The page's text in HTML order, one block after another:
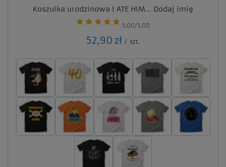
Koszulka urodzinowa I ATE HIM... Dodaj imię
5.00/5.00
52,90 zł / szt.